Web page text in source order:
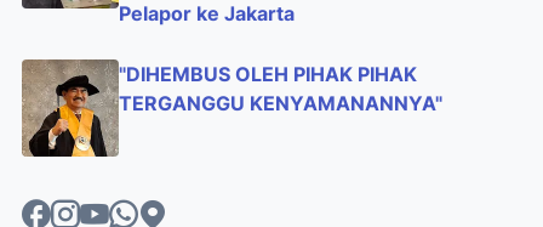
Pelapor ke Jakarta
"DIHEMBUS OLEH PIHAK PIHAK
TERGANGGU KENYAMANANNYA"